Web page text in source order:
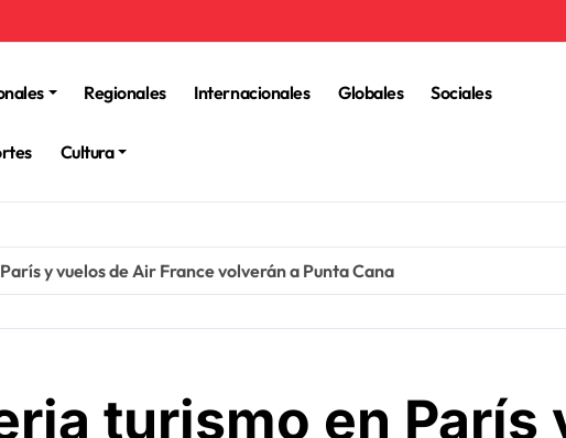
Regionales Internacionales Globales Sociales
Cultura
y vuelos de Air France volverán a Punta Cana
turismo en